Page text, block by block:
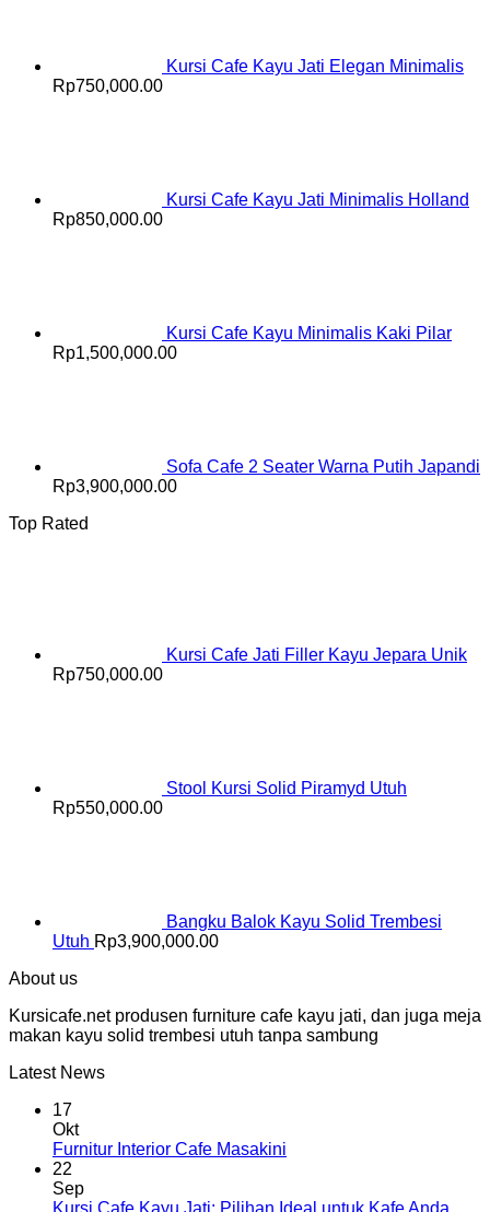
Kursi Cafe Kayu Jati Elegan Minimalis
Rp750,000.00
Kursi Cafe Kayu Jati Minimalis Holland
Rp850,000.00
Kursi Cafe Kayu Minimalis Kaki Pilar
Rp1,500,000.00
Sofa Cafe 2 Seater Warna Putih Japandi
Rp3,900,000.00
Top Rated
Kursi Cafe Jati Filler Kayu Jepara Unik
Rp750,000.00
Stool Kursi Solid Piramyd Utuh
Rp550,000.00
Bangku Balok Kayu Solid Trembesi
Utuh Rp3,900,000.00
About us
Kursicafe.net produsen furniture cafe kayu jati, dan juga meja
makan kayu solid trembesi utuh tanpa sambung
Latest News
17
Okt
Furnitur Interior Cafe Masakini
22
Sep